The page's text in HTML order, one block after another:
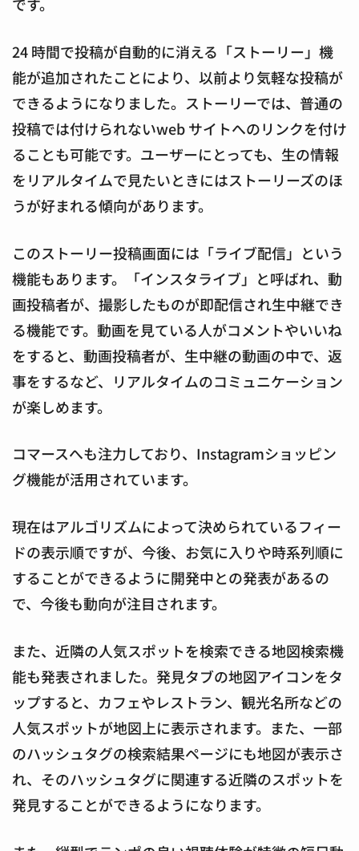
24 時間で投稿が自動的に消える「ストーリー」機
能が追加されたことにより、以前より気軽な投稿が
できるようになりました。ストーリーでは、普通の
投稿では付けられないweb サイトへのリンクを付け
ることも可能です。ユーザーにとっても、生の情報
をリアルタイムで見たいときにはストーリーズのほ
うが好まれる傾向があります。
このストーリー投稿画面には「ライブ配信」という
機能もあります。「インスタライブ」と呼ばれ、動
画投稿者が、撮影したものが即配信され生中継でき
る機能です。動画を見ている人がコメントやいいね
をすると、動画投稿者が、生中継の動画の中で、返
事をするなど、リアルタイムのコミュニケーション
が楽しめます。
コマースへも注力しており、Instagramショッピン
グ機能が活用されています。
現在はアルゴリズムによって決められているフィー
ドの表示順ですが、今後、お気に入りや時系列順に
することができるように開発中との発表があるの
で、今後も動向が注目されます。
また、近隣の人気スポットを検索できる地図検索機
能も発表されました。発見タブの地図アイコンをタ
ップすると、カフェやレストラン、観光名所などの
人気スポットが地図上に表示されます。また、一部
のハッシュタグの検索結果ページにも地図が表示さ
れ、そのハッシュタグに関連する近隣のスポットを
発見することができるようになります。